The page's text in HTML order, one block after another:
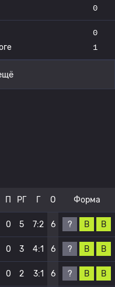
0
0
1
П РГ Г О Форма
0 5 7:2 6 ? В В
0 3 4:1 6 ? В В
0 2 3:1 6 ? В В